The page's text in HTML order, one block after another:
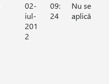
02-
iul-
201
2
09:
24
Nu se
aplică